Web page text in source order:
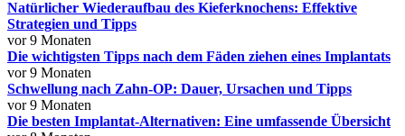
Natürlicher Wiederaufbau des Kieferknochens: Effektive
Strategien und Tipps
vor 9 Monaten
Die wichtigsten Tipps nach dem Fäden ziehen eines Implantats
vor 9 Monaten
Schwellung nach Zahn-OP: Dauer, Ursachen und Tipps
vor 9 Monaten
Die besten Implantat-Alternativen: Eine umfassende Übersicht